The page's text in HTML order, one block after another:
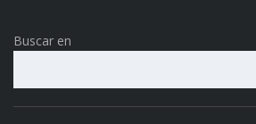
Buscar en